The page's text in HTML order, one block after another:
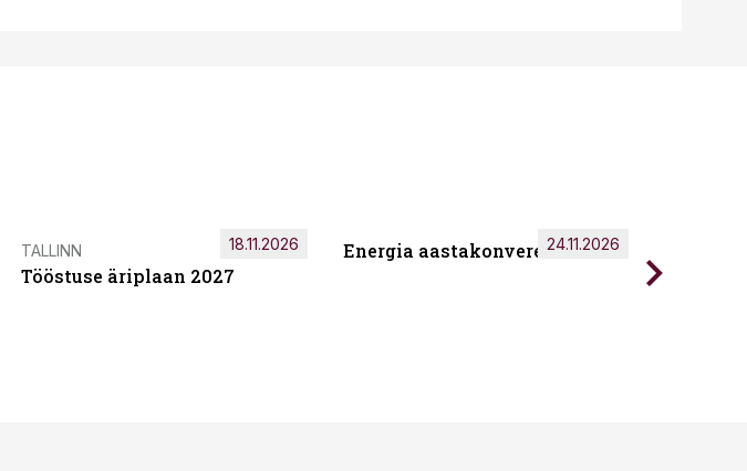
TALLINN
Tööstuse äriplaan 2027
18.11.2026 Energia aastakonverents 2026
24.11.2026